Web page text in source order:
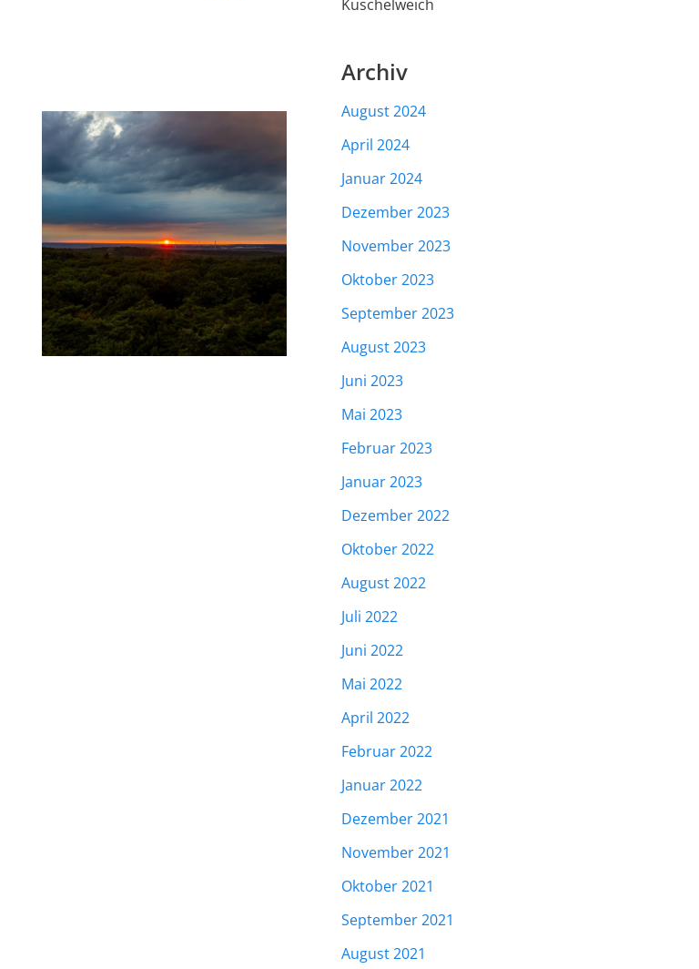
Kuschelweich
Archiv
August 2024
April 2024
Januar 2024
Dezember 2023
November 2023
Oktober 2023
September 2023
August 2023
Juni 2023
Mai 2023
Februar 2023
Januar 2023
Dezember 2022
Oktober 2022
August 2022
Juli 2022
Juni 2022
Mai 2022
April 2022
Februar 2022
Januar 2022
Dezember 2021
November 2021
Oktober 2021
September 2021
August 2021